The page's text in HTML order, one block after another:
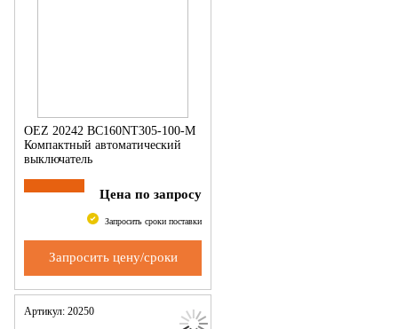
OEZ 20242 BC160NT305-100-M
Компактный автоматический
выключатель
Цена по запросу
Запросить сроки поставки
Запросить цену/сроки
Артикул: 20250